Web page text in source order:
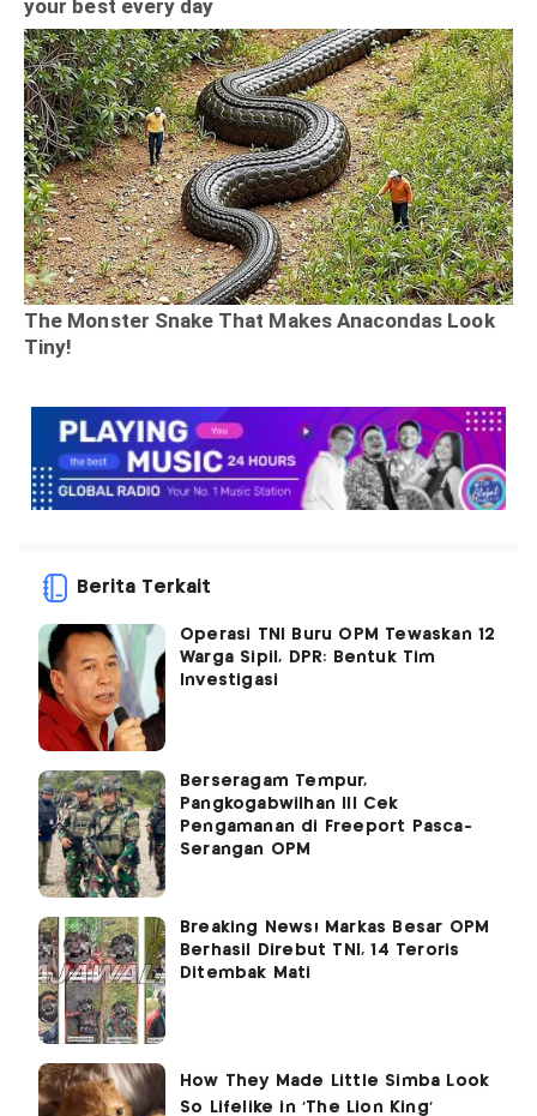
Berita Terkait
Operasi TNI Buru OPM Tewaskan 12
Warga Sipil, DPR: Bentuk Tim
Investigasi
Berseragam Tempur,
Pangkogabwilhan III Cek
Pengamanan di Freeport Pasca-
Serangan OPM
Breaking News! Markas Besar OPM
Berhasil Direbut TNI, 14 Teroris
Ditembak Mati